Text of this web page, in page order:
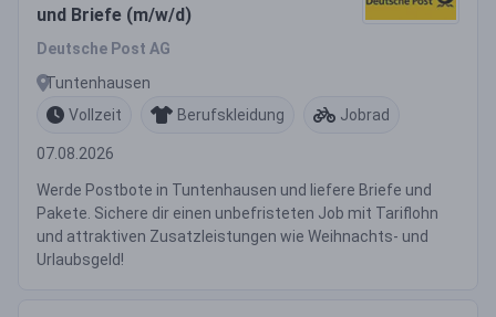
und Briefe (m/w/d)
Deutsche Post AG
Tuntenhausen
Vollzeit
Berufskleidung Jobrad
07.08.2026
Werde Postbote in Tuntenhausen und liefere Briefe und
Pakete. Sichere dir einen unbefristeten Job mit Tariflohn
und attraktiven Zusatzleistungen wie Weihnachts- und
Urlaubsgeld!